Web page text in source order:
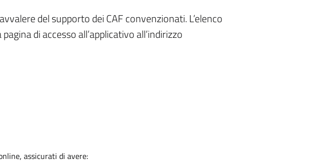
del supporto dei CAF convenzionati. L’elenco
di accesso all’applicativo all’indirizzo
assicurati di avere: